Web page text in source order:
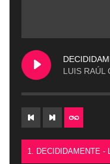
LUIS RAÚL
1. DECIDIDAMENTE -